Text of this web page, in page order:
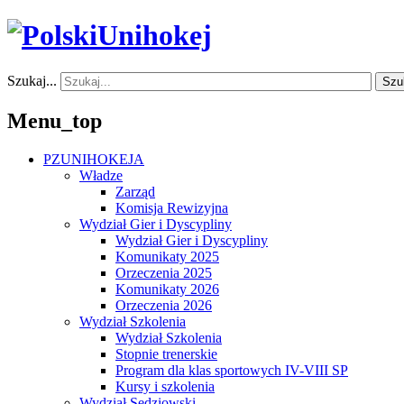
Szukaj...
Menu_top
PZUNIHOKEJA
Władze
Zarząd
Komisja Rewizyjna
Wydział Gier i Dyscypliny
Wydział Gier i Dyscypliny
Komunikaty 2025
Orzeczenia 2025
Komunikaty 2026
Orzeczenia 2026
Wydział Szkolenia
Wydział Szkolenia
Stopnie trenerskie
Program dla klas sportowych IV-VIII SP
Kursy i szkolenia